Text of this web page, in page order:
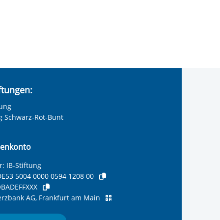
Schwarz-Rot-Bunt
IB-Stiftung
5004 0000 0594 1208 00
AG, Frankfurt am Main